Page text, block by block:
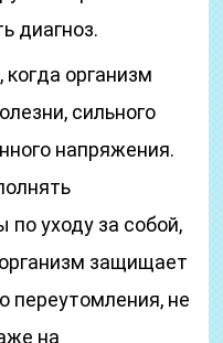
диагноз.
когда организм
сильного
напряжения.
уходу за собой,
защищает
переутомления, не
на